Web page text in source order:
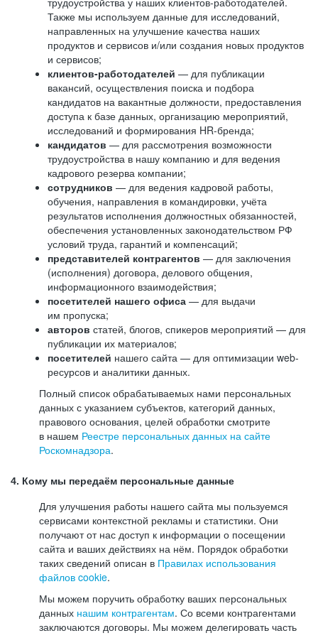
Также мы используем данные для исследований,
направленных на улучшение качества наших
продуктов и сервисов и/или создания новых продуктов
и сервисов;
клиентов-работодателей — для публикации
вакансий, осуществления поиска и подбора
кандидатов на вакантные должности, предоставления
доступа к базе данных, организацию мероприятий,
исследований и формирования HR-бренда;
кандидатов — для рассмотрения возможности
трудоустройства в нашу компанию и для ведения
кадрового резерва компании;
сотрудников — для ведения кадровой работы,
обучения, направления в командировки, учёта
результатов исполнения должностных обязанностей,
обеспечения установленных законодательством РФ
условий труда, гарантий и компенсаций;
представителей контрагентов — для заключения
(исполнения) договора, делового общения,
информационного взаимодействия;
посетителей нашего офиса — для выдачи
им пропуска;
авторов статей, блогов, спикеров мероприятий — для
публикации их материалов;
посетителей нашего сайта — для оптимизации web-
ресурсов и аналитики данных.
Полный список обрабатываемых нами персональных
данных с указанием субъектов, категорий данных,
правового основания, целей обработки смотрите
в нашем Реестре персональных данных на сайте
Роскомнадзора.
4. Кому мы передаём персональные данные
Для улучшения работы нашего сайта мы пользуемся
сервисами контекстной рекламы и статистики. Они
получают от нас доступ к информации о посещении
сайта и ваших действиях на нём. Порядок обработки
таких сведений описан в Правилах использования
файлов cookie.
Мы можем поручить обработку ваших персональных
данных нашим контрагентам. Со всеми контрагентами
заключаются договоры. Мы можем делегировать часть